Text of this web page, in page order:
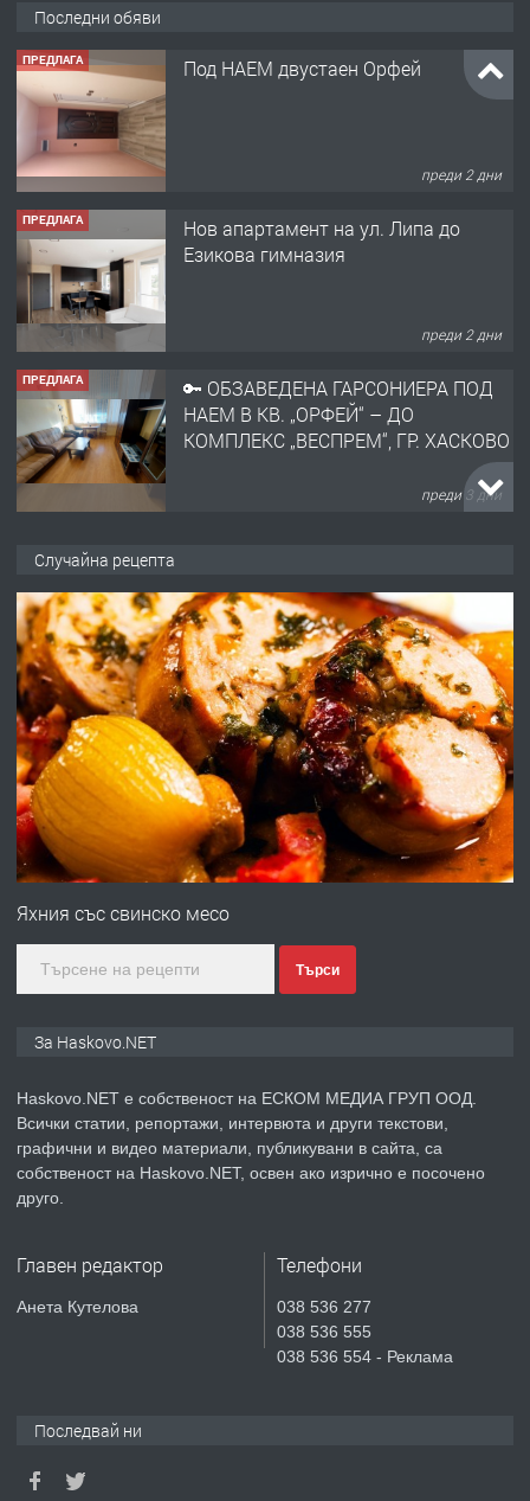
Последни обяви
ПРЕДЛАГА Под НАЕМ двустаен Орфей
преди 2 дни
ПРЕДЛАГА
Нов апартамент на ул. Липа до
Езикова гимназия
преди 2 дни
ПРЕДЛАГА
🔑 ОБЗАВЕДЕНА ГАРСОНИЕРА ПОД
НАЕМ В КВ. „ОРФЕЙ“ – ДО
КОМПЛЕКС „ВЕСПРЕМ“, ГР. ХАСКОВО
преди 3 дни
АПАРТАМЕНТ В ЦЕНТЪРА НА ГР.
ХАСКОВО
преди 4 дни
ПРЕДЛАГА Давам гараж под наем
преди 4 дни
ПРЕДЛАГА
№4120 Магазин/Офис под наем в кв.
градската градина!
преди 5 дни
ПРЕДЛАГА
Продавам парцел в гр. Хасково кв.
СГЛОБЯВАНЕ НА МЕБЕЛИ.
Случайна рецепта
Яхния със свинско месо
Търси
За Haskovo.NET
Haskovo.NET е собственост на ЕСКОМ МЕДИА ГРУП ООД.
Всички статии, репортажи, интервюта и други текстови,
графични и видео материали, публикувани в сайта, са
собственост на Haskovo.NET, освен ако изрично е посочено
друго.
Главен редактор
Анета Кутелова
Телефони
038 536 277
038 536 555
038 536 554 - Реклама
Последвай ни